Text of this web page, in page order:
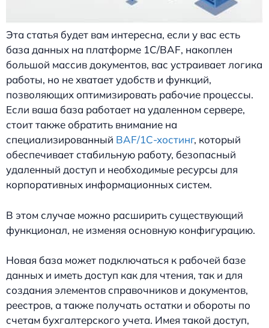
Эта статья будет вам интересна, если у вас есть
база данных на платформе 1С/BAF, накоплен
большой массив документов, вас устраивает логика
работы, но не хватает удобств и функций,
позволяющих оптимизировать рабочие процессы.
Если ваша база работает на удаленном сервере,
стоит также обратить внимание на
специализированный BAF/1С-хостинг, который
обеспечивает стабильную работу, безопасный
удаленный доступ и необходимые ресурсы для
корпоративных информационных систем.
В этом случае можно расширить существующий
функционал, не изменяя основную конфигурацию.
Новая база может подключаться к рабочей базе
данных и иметь доступ как для чтения, так и для
создания элементов справочников и документов,
реестров, а также получать остатки и обороты по
счетам бухгалтерского учета. Имея такой доступ,